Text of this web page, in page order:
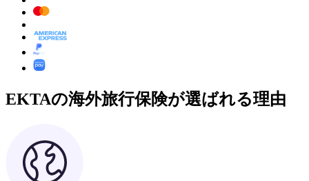
EKTAの海外旅行保険が選ばれる理由